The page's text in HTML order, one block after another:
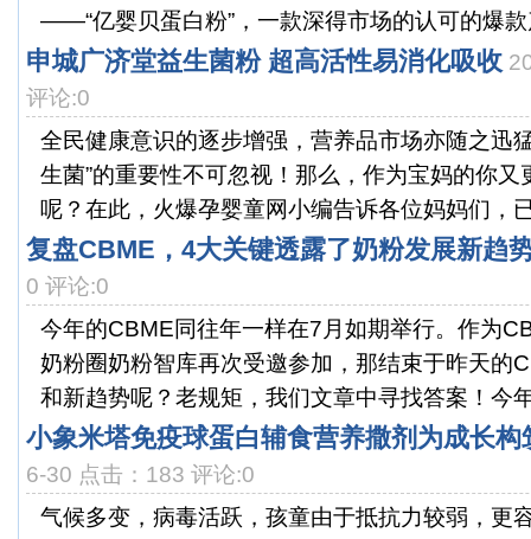
——“亿婴贝蛋白粉”，一款深得市场的认可的爆
申城广济堂益生菌粉 超高活性易消化吸收
评论:0
全民健康意识的逐步增强，营养品市场亦随之迅
生菌”的重要性不可忽视！那么，作为宝妈的你
呢？在此，火爆孕婴童网小编告诉各位妈妈们，
复盘CBME，4大关键透露了奶粉发展新趋
0 评论:0
今年的CBME同往年一样在7月如期举行。作为
奶粉圈奶粉智库再次受邀参加，那结束于昨天的
和新趋势呢？老规矩，我们文章中寻找答案！今
小象米塔免疫球蛋白辅食营养撒剂为成长构
6-30 点击：183 评论:0
气候多变，病毒活跃，孩童由于抵抗力较弱，更